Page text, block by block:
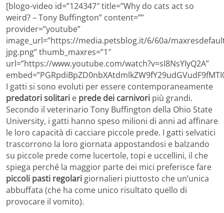
[blogo-video id=”124347″ title=”Why do cats act so
weird? – Tony Buffington” content=””
provider=”youtube”
image_url=”https://media.petsblog.it/6/60a/
jpg.png” thumb_maxres=”1″
url=”https://www.youtube.com/watch?v=sI8NsYIyQ2A”
I gatti si sono evoluti per essere contemporaneamente
predatori solitari e prede dei carnivori più grandi.
Secondo il veterinario Tony Buffington della Ohio State
University, i gatti hanno speso milioni di anni ad affinare
le loro capacità di cacciare piccole prede. I gatti selvatici
trascorrono la loro giornata appostandosi e balzando
su piccole prede come lucertole, topi e uccellini, il che
spiega perché la maggior parte dei mici preferisce fare
piccoli pasti regolarigiornalieri piuttosto che un’unica
abbuffata (che ha come unico risultato quello di
provocare il vomito).